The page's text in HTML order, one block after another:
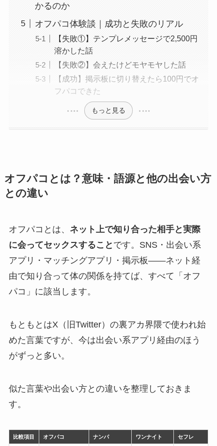
かるのか
オフパコ体験談｜成功と失敗のリアル
【失敗①】テンプレメッセージで2,500円
溶かした話
【失敗②】会えたけどモヤモヤした話
【成功】掲示板に切り替えたら100円でオ
フパコできた
もっと見る
オフパコとは？意味・語源と他の出会い方
との違い
オフパコとは、 ネット上で知り合った相手と実際
に会ってセックスすること です。SNS・出会い系
アプリ・マッチングアプリ・掲示板——ネット経
由で知り合って体の関係を持てば、すべて「オフ
パコ」に該当します。
もともとはX（旧Twitter）の裏アカ界隈で使われ始
めた言葉ですが、今は出会い系アプリ経由のほう
がずっと多い。
似た言葉や出会い方との違いを整理しておきま
す。
比較項目 オフパコ ナンパ ワンナイト セフレ